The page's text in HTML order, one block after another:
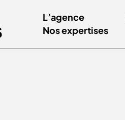
L’agence
Nos expertises